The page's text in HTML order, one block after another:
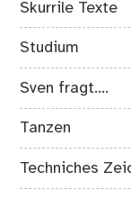
Skurrile Texte
Studium
Sven fragt….
Tanzen
Techniches